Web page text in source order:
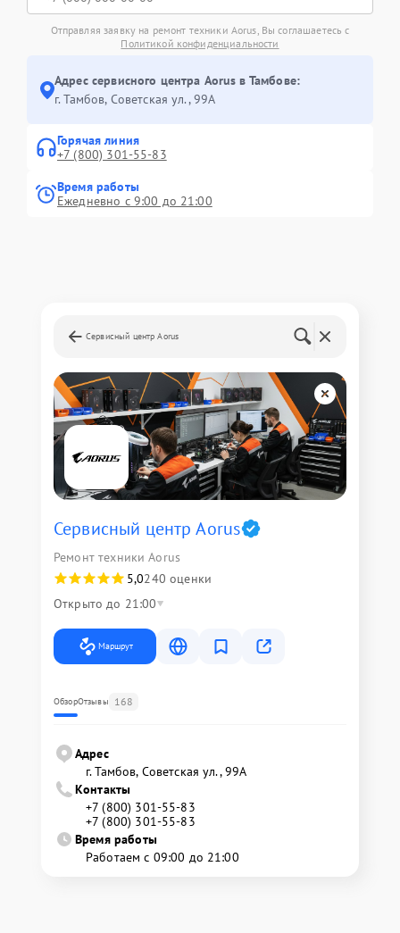
Отправляя заявку на ремонт техники Aorus, Вы соглашаетесь с
Политикой конфиденциальности
Адрес сервисного центра Aorus в Тамбове:
г. Тамбов, Советская ул., 99А
Горячая линия
+7 (800) 301-55-83
Время работы
Ежедневно с 9:00 до 21:00
Сервисный центр Aorus
Сервисный центр Aorus
Ремонт техники Aorus
5,0240 оценки
Открыто до 21:00
Маршрут
ОбзорОтзывы 168
Адрес
г. Тамбов, Советская ул., 99А
Контакты
+7 (800) 301-55-83
+7 (800) 301-55-83
Время работы
Работаем с 09:00 до 21:00